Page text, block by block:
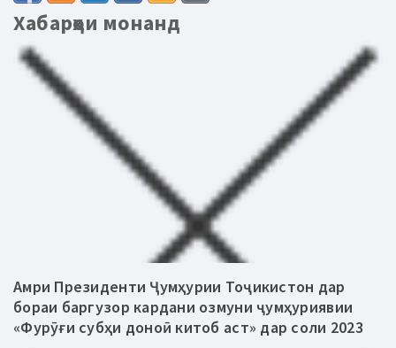
Хабарҳои монанд
Амри Президенти Ҷумҳурии Тоҷикистон дар
бораи баргузор кардани озмуни ҷумҳуриявии
«Фурӯғи субҳи доноӣ китоб аст» дар соли 2023